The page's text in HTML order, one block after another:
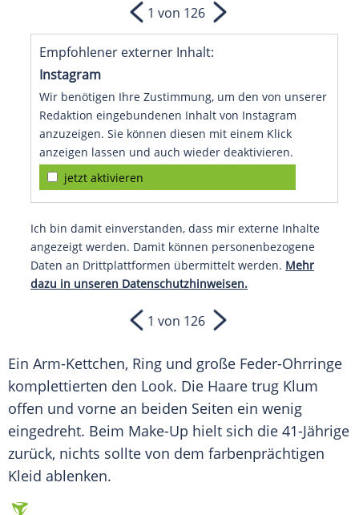
Empfohlener externer Inhalt:
Instagram
Wir benötigen Ihre Zustimmung, um den von unserer
Redaktion eingebundenen Inhalt von Instagram
anzuzeigen. Sie können diesen mit einem Klick
anzeigen lassen und auch wieder deaktivieren.
jetzt aktivieren
Ich bin damit einverstanden, dass mir externe Inhalte
angezeigt werden. Damit können personenbezogene
Daten an Drittplattformen übermittelt werden. Mehr
dazu in unseren Datenschutzhinweisen.
1 von 126
1 von 126
Ein Arm-Kettchen, Ring und große Feder-Ohrringe
komplettierten den Look. Die Haare trug Klum
offen und vorne an beiden Seiten ein wenig
eingedreht. Beim Make-Up hielt sich die 41-Jährige
zurück, nichts sollte von dem farbenprächtigen
Kleid ablenken.